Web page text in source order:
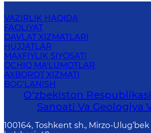
VAZIRLIK HAQIDA
FAOLIYAT
DAVLAT XIZMATLARI
HUJJATLAR
MAXFIYLIK SIYOSATI
OCHIQ MA'LUMOTLAR
AXBOROT XIZMATI
BOG‘LANISH
O‘zbekiston
Sanoati Va Geologiya
100164, Toshkent sh., Mirzo-